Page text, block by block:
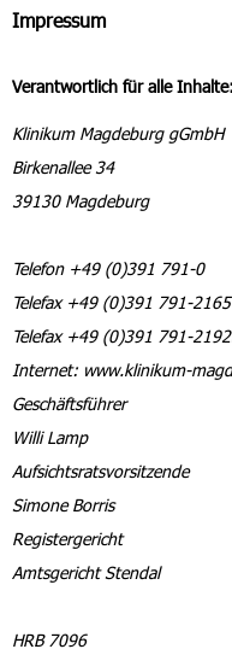
Impressum
Verantwortlich für alle Inhalte:
Klinikum Magdeburg gGmbH
Birkenallee 34
39130 Magdeburg
Telefon +49 (0)391 791-0
Telefax +49 (0)391 791-2165
Telefax +49 (0)391 791-
Internet: www.klinikum-
Geschäftsführer
Willi Lamp
Aufsichtsratsvorsitzende
Simone Borris
Registergericht
Amtsgericht Stendal
HRB 7096